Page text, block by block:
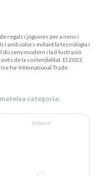
regals i joguines per a nens i
i amb valors evitant la tecnologia i
disseny modern i la il·lustració
de la sostenibilitat. El 2023,
for International Trade.
categoria:
Exhaurit